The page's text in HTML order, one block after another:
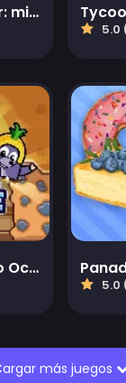
Cortar y triturar: minería clicker
5.0
Imperio de Topo Ocioso
5.0
más juegos